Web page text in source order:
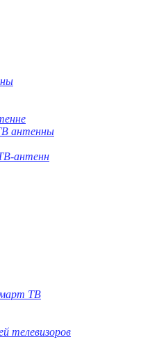
антенны
антенн
ТВ
телевизоров